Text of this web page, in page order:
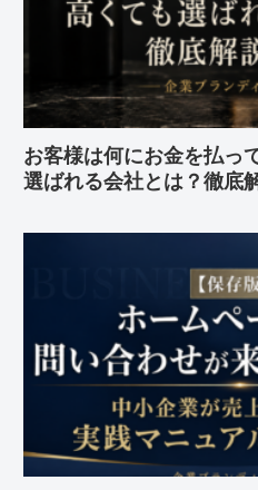
お客様は何にお金を払っ
選ばれる会社とは？徹底